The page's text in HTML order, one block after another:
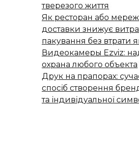
тверезого життя
Як ресторан або
доставки знижує
пакування без втрати
Видеокамеры Ezviz:
охрана любого объекта
Друк на прапорах:
спосіб створення
та індивідуальної